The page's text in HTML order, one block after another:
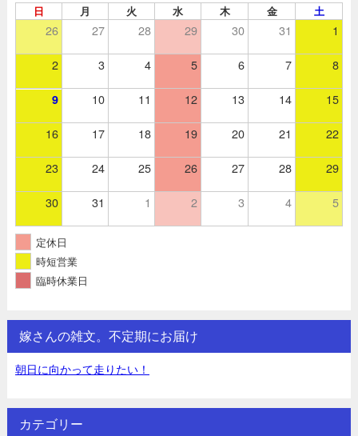
日 月 火 水 木 金 土
26 27 28 29 30 31 1
2 3 4 5 6 7 8
9 10 11 12 13 14 15
16 17 18 19 20 21 22
23 24 25 26 27 28 29
30 31 1 2 3 4 5
定休日
時短営業
臨時休業日
嫁さんの雑文。不定期にお届け
朝日に向かって走りたい！
カテゴリー